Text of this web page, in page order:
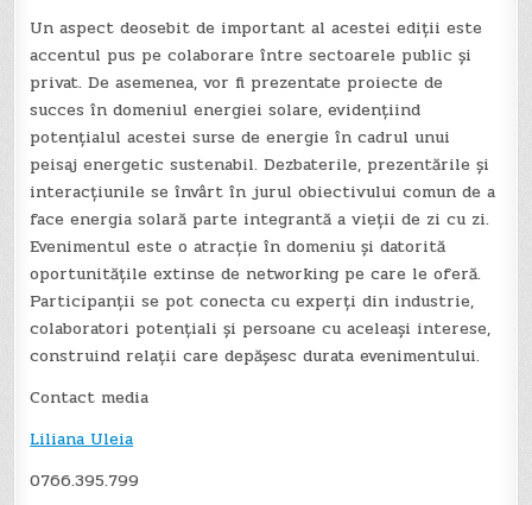
Un aspect deosebit de important al acestei ediții este
accentul pus pe colaborare între sectoarele public și
privat. De asemenea, vor fi prezentate proiecte de
succes în domeniul energiei solare, evidențiind
potențialul acestei surse de energie în cadrul unui
peisaj energetic sustenabil. Dezbaterile, prezentările și
interacțiunile se învârt în jurul obiectivului comun de a
face energia solară parte integrantă a vieții de zi cu zi.
Evenimentul este o atracție în domeniu și datorită
oportunitățile extinse de networking pe care le oferă.
Participanții se pot conecta cu experți din industrie,
colaboratori potențiali și persoane cu aceleași interese,
construind relații care depășesc durata evenimentului.
Contact media
Liliana Uleia
0766.395.799